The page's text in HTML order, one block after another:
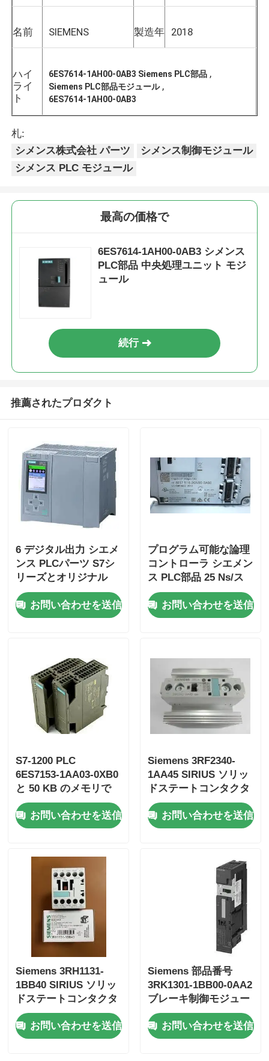
ホーム
工場見学
引金 を 求め て ください
アレン・ブラッドリー PLCパーツ
シメンス PLC部品
ヨコガワ・スタードム
ひま安全株式会社
ICS Triplex PLC
Woodward plc
Ge Fanuc モジュール
ベントリー・ネバダ・モジュール
プロソフト通信モジュール
ABB DCS コントローラー
ハニーウェル DCS コントローラー
エマーソン DCS コントローラー
名前 SIEMENS 製造年 2018
ハイ
ライ
ト
6ES7614-1AH00-0AB3 Siemens PLC部品 ,
Siemens PLC部品モジュール,
6ES7614-1AH00-0AB3
札:
シメンス株式会社 パーツ
シメンス制御モジュール
シメンス PLC モジュール
最高の価格で
6ES7614-1AH00-0AB3 シメンス
PLC部品 中央処理ユニット モジ
ュール
続行
推薦されたプロダクト
6 デジタル出力 シエメ
ンス PLCパーツ S7シ
リーズとオリジナル
お問い合わせを送信
プログラム可能な論理
コントローラ シエメン
ス PLC部品 25 Ns/ス
テップ CPU速度と 2
アナログ入力
お問い合わせを送信
S7-1200 PLC
6ES7153-1AA03-0XB0
と 50 KB のメモリで
産業自動化が容易にな
りました
お問い合わせを送信
Siemens 3RF2340-
1AA45 SIRIUS ソリッ
ドステートコンタクタ
お問い合わせを送信
Siemens 3RH1131-
1BB40 SIRIUS ソリッ
ドステートコンタクタ
お問い合わせを送信
Siemens 部品番号
3RK1301-1BB00-0AA2
ブレーキ制御モジュー
ル用電磁始動器
お問い合わせを送信